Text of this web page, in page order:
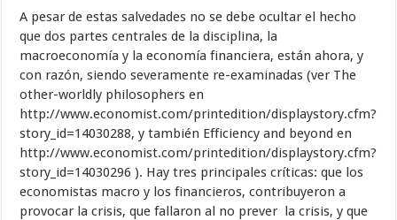
A pesar de estas salvedades no se debe ocultar el hecho
que dos partes centrales de la disciplina, la
macroeconomía y la economía financiera, están ahora, y
con razón, siendo severamente re-examinadas (ver The
other-worldly philosophers en
http://www.economist.com/printedition/displaystory.cfm?
story_id=14030288, y también Efficiency and beyond en
http://www.economist.com/printedition/displaystory.cfm?
story_id=14030296 ). Hay tres principales críticas: que los
economistas macro y los financieros, contribuyeron a
provocar la crisis, que fallaron al no prever la crisis, y que